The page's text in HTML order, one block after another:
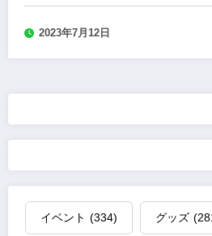
をプレゼント
2023年7月12日
イベント (334) グッズ